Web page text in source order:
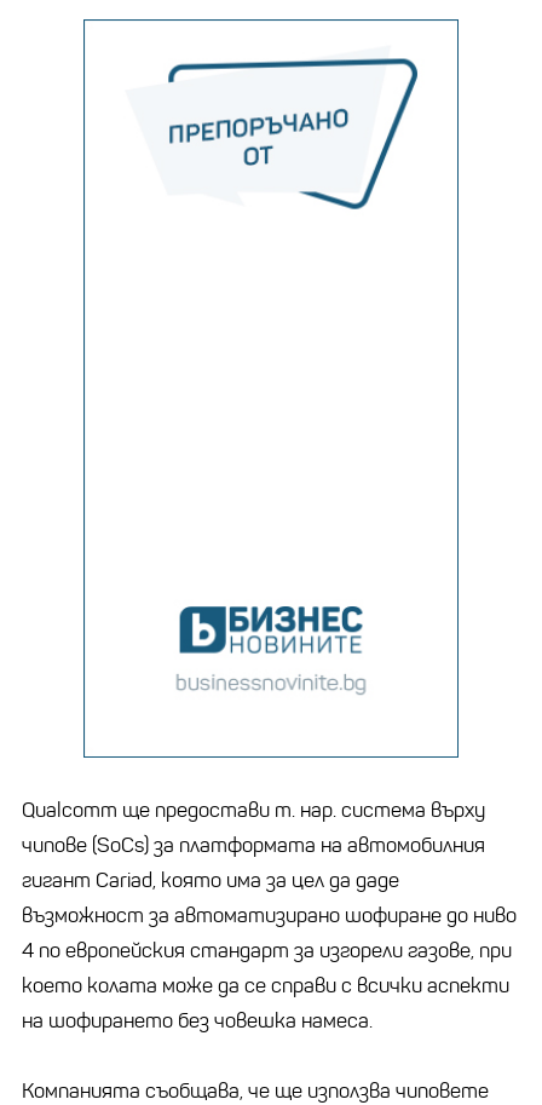
Qualcomm ще предостави т. нар. система върху
чипове (SoCs) за платформата на автомобилния
гигант Cariad, която има за цел да даде
възможност за автоматизирано шофиране до ниво
4 по европейския стандарт за изгорели газове, при
което колата може да се справи с всички аспекти
на шофирането без човешка намеса.
Компанията съобщава, че ще използва чиповете